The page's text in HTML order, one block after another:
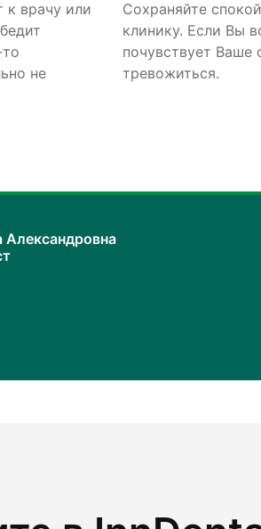
к врачу или
не
Сохраняйте
клинику. Если Вы
почувствует Ваше
тревожиться.
Александровна